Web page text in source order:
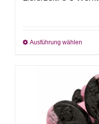
Ausführung wählen
auf.